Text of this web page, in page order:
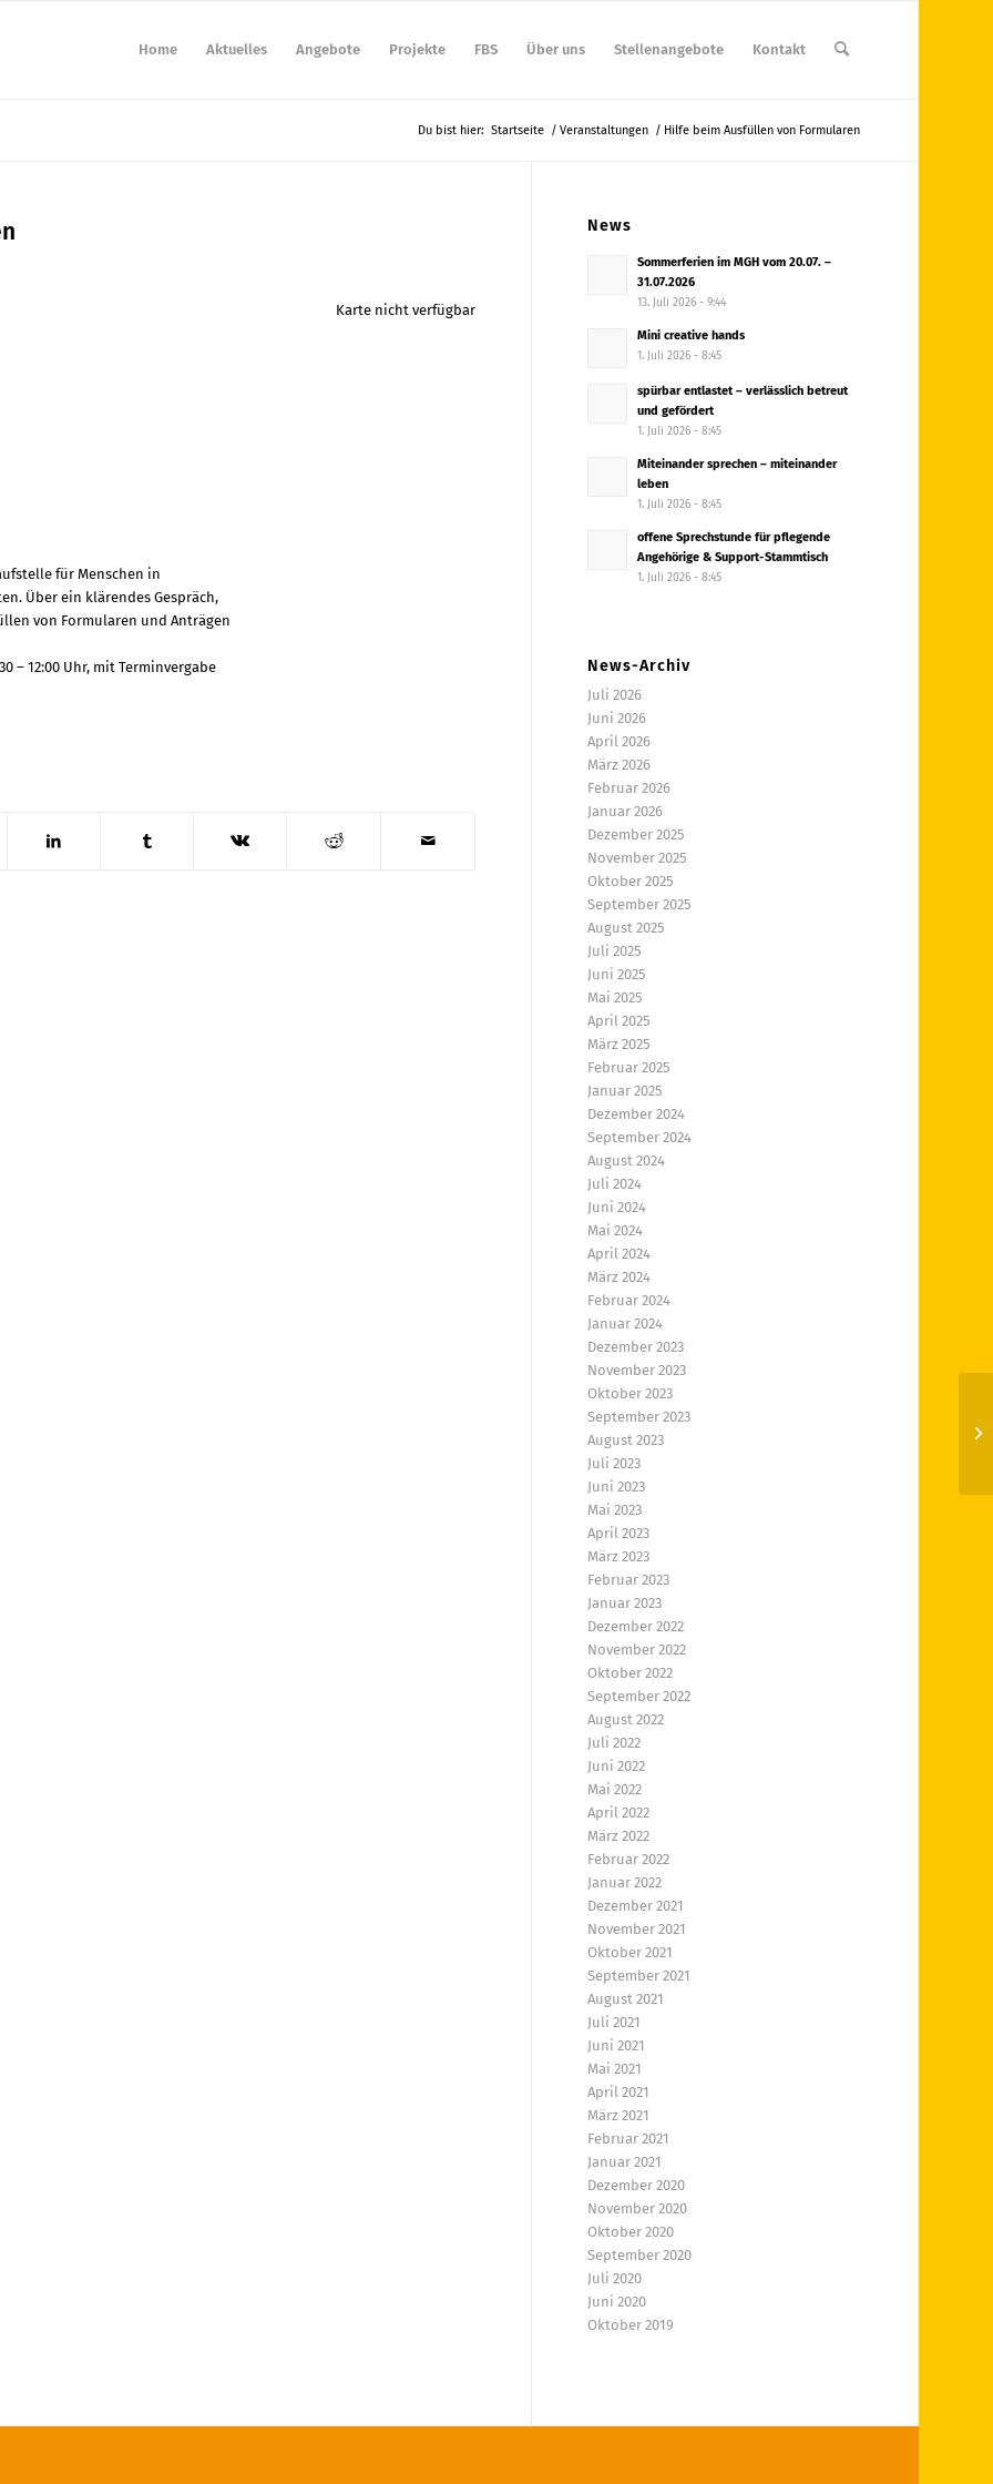
Home Aktuelles Angebote Projekte FBS Über uns Stellenangebote Kontakt
Du bist hier: Startseite / Veranstaltungen / Hilfe beim Ausfüllen von Formularen
Karte nicht verfügbar
für Menschen in
Über ein klärendes Gespräch,
von Formularen und Anträgen
– 12:00 Uhr, mit Terminvergabe
News
Sommerferien im MGH vom 20.07. –
31.07.2026
13. Juli 2026 - 9:44
Mini creative hands
1. Juli 2026 - 8:45
spürbar entlastet – verlässlich betreut
und gefördert
1. Juli 2026 - 8:45
Miteinander sprechen – miteinander
leben
1. Juli 2026 - 8:45
offene Sprechstunde für pflegende
Angehörige & Support-Stammtisch
1. Juli 2026 - 8:45
News-Archiv
Juli 2026
Juni 2026
April 2026
März 2026
Februar 2026
Januar 2026
Dezember 2025
November 2025
Oktober 2025
September 2025
August 2025
Juli 2025
Juni 2025
Mai 2025
April 2025
März 2025
Februar 2025
Januar 2025
Dezember 2024
September 2024
August 2024
Juli 2024
Juni 2024
Mai 2024
April 2024
März 2024
Februar 2024
Januar 2024
Dezember 2023
November 2023
Oktober 2023
September 2023
August 2023
Juli 2023
Juni 2023
Mai 2023
April 2023
März 2023
Februar 2023
Januar 2023
Dezember 2022
November 2022
Oktober 2022
September 2022
August 2022
Juli 2022
Juni 2022
Mai 2022
April 2022
März 2022
Februar 2022
Januar 2022
Dezember 2021
November 2021
Oktober 2021
September 2021
August 2021
Juli 2021
Juni 2021
Mai 2021
April 2021
März 2021
Februar 2021
Januar 2021
Dezember 2020
November 2020
Oktober 2020
September 2020
Juli 2020
Juni 2020
Oktober 2019